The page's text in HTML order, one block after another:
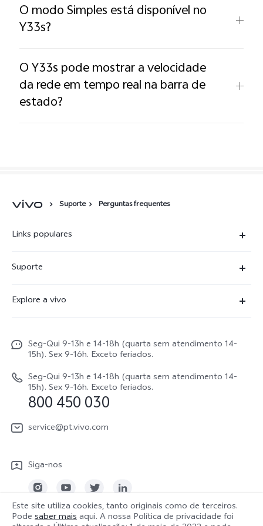
O modo Simples está disponível no
Y33s?
O Y33s pode mostrar a velocidade
da rede em tempo real na barra de
estado?
Suporte Perguntas frequentes
Links populares
X300Pro
V70
V70 FE
Watch GT 2
Suporte
Atualização do sistema
Manual do utilizador
Atualizar registo
Política de garantia
Explore a vivo
Carreiras ao vivo
Avisos legais
Sobre nós
Seg-Qui 9-13h e 14-18h (quarta sem atendimento 14-
15h). Sex 9-16h. Exceto feriados.
Seg-Qui 9-13h e 14-18h (quarta sem atendimento 14-
15h). Sex 9-16h. Exceto feriados.
800 450 030
service@pt.vivo.com
Siga-nos
Este site utiliza cookies, tanto originais como de terceiros.
Pode saber maisaqui. A nossa Política de privacidade foi